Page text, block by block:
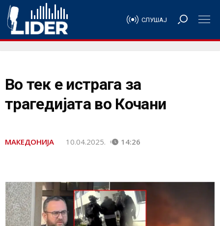
СЛУШАЈ
Во тек е истрага за
трагедијата во Кочани
МАКЕДОНИЈА 10.04.2025. 14:26